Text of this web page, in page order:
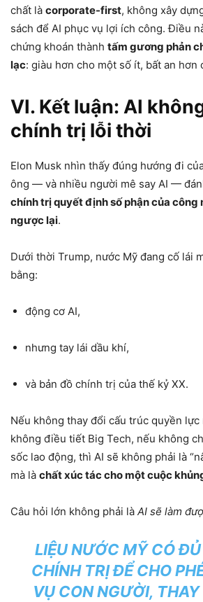
chất là corporate-first, không xây
sách để AI phục vụ lợi ích công. Điều
chứng khoán thành tấm gương phản
lạc: giàu hơn cho một số ít, bất an hơn
VI. Kết luận: AI
chính trị lỗi thời
Elon Musk nhìn thấy đúng hướng đi
ông — và nhiều người mê say AI —
chính trị quyết định số phận của công
ngược lại.
Dưới thời Trump, nước Mỹ đang cố lái
bằng:
động cơ AI,
nhưng tay lái dầu khí,
và bản đồ chính trị của thế kỷ XX.
Nếu không thay đổi cấu trúc quyền lực
không điều tiết Big Tech, nếu không
sốc lao động, thì AI sẽ không phải là
mà là chất xúc tác cho một cuộc
Câu hỏi lớn không phải là AI sẽ làm
LIỆU NƯỚC MỸ CÓ
CHÍNH TRỊ ĐỂ CHO
VỤ CON NGƯỜI,